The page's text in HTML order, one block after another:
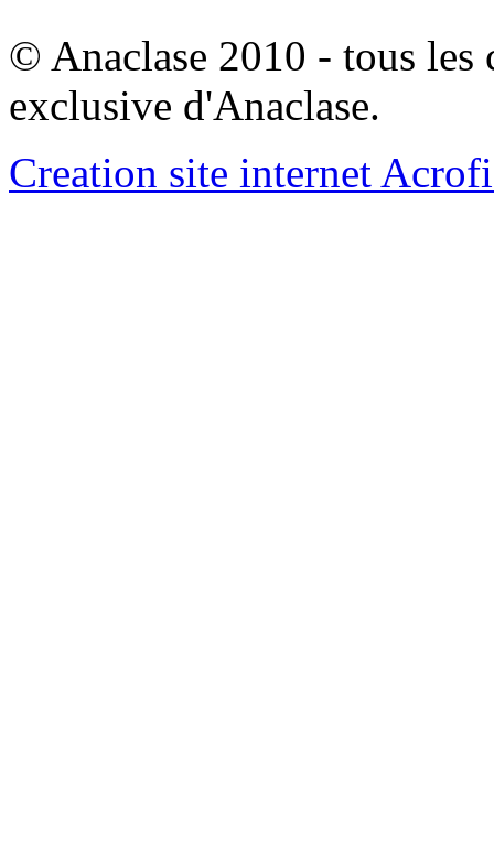
© Anaclase 2010 - tous les
exclusive d'Anaclase.
Creation site internet